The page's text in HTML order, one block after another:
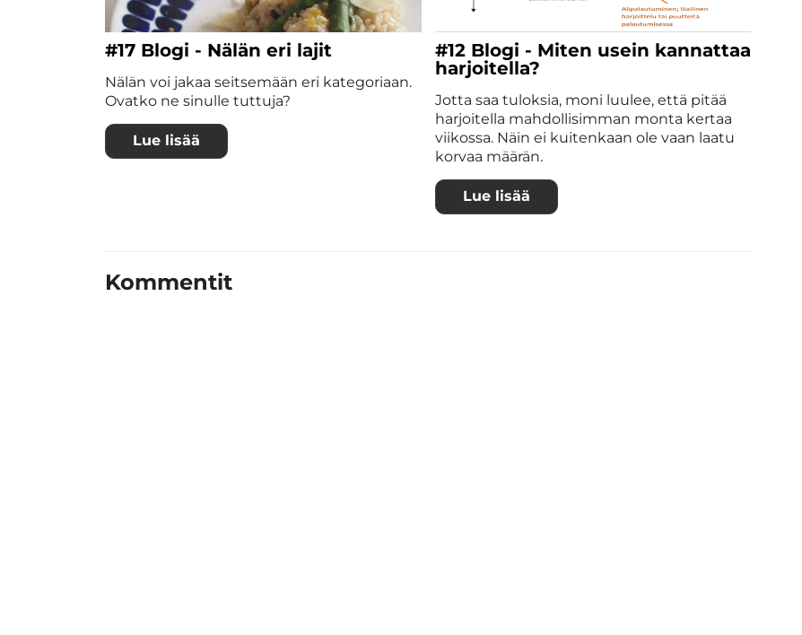
#17 Blogi - Nälän eri lajit
Nälän voi jakaa seitsemään eri kategoriaan.
Ovatko ne sinulle tuttuja?
Lue lisää
#12 Blogi - Miten usein kannattaa
harjoitella?
Jotta saa tuloksia, moni luulee, että pitää
harjoitella mahdollisimman monta kertaa
viikossa. Näin ei kuitenkaan ole vaan laatu
korvaa määrän.
Lue lisää
Kommentit